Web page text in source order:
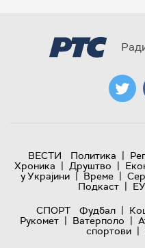
ВЕСТИ Политика |
Хроника | Друштво |
у Украјини | Време |
Подкаст |
СПОРТ
Фудбал |
Рукомет | Ватерполо |
спортови |